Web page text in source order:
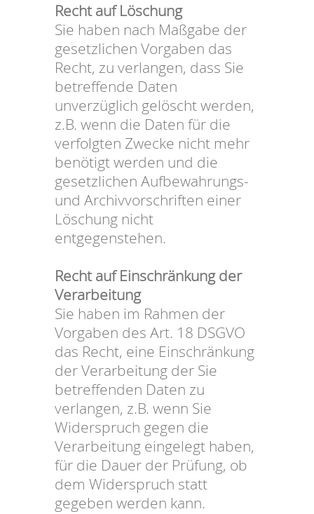
Recht auf Löschung
Sie haben nach Maßgabe der
gesetzlichen Vorgaben das
Recht, zu verlangen, dass Sie
betreffende Daten
unverzüglich gelöscht werden,
z.B. wenn die Daten für die
verfolgten Zwecke nicht mehr
benötigt werden und die
gesetzlichen Aufbewahrungs-
und Archivvorschriften einer
Löschung nicht
entgegenstehen.
Recht auf Einschränkung der
Verarbeitung
Sie haben im Rahmen der
Vorgaben des Art. 18 DSGVO
das Recht, eine Einschränkung
der Verarbeitung der Sie
betreffenden Daten zu
verlangen, z.B. wenn Sie
Widerspruch gegen die
Verarbeitung eingelegt haben,
für die Dauer der Prüfung, ob
dem Widerspruch statt
gegeben werden kann.